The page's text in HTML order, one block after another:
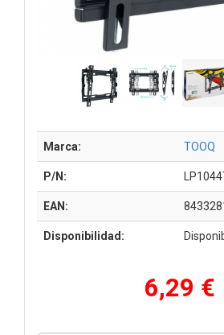
Marca: TOOQ
P/N:
EAN:
Disponibilidad:
6,29 €